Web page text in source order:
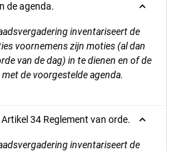
de agenda.
inventariseert de
voornemens zijn moties (al dan
van de dag) in te dienen en of de
de voorgestelde agenda.
34 Reglement van orde.
inventariseert de